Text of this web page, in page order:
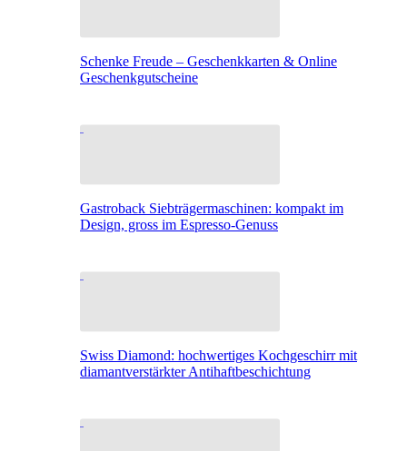
Schenke Freude – Geschenkkarten & Online
Geschenkgutscheine
Gastroback Siebträgermaschinen: kompakt im
Design, gross im Espresso-Genuss
Swiss Diamond: hochwertiges Kochgeschirr mit
diamantverstärkter Antihaftbeschichtung